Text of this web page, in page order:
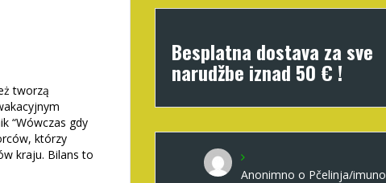
tworzą
“Wówczas gdy
którzy
kraju. Bilans to
Besplatna dostava za sve
narudžbe iznad 50 € !
Anonimno o Pčelinja/imuno